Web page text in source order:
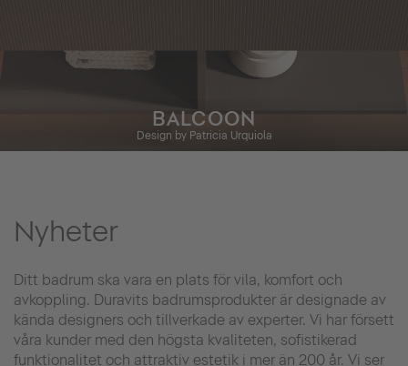
BALCOON
Design by Patricia Urquiola
Nyheter
Ditt badrum ska vara en plats för vila, komfort och
avkoppling. Duravits badrumsprodukter är designade av
kända designers och tillverkade av experter. Vi har försett
våra kunder med den högsta kvaliteten, sofistikerad
funktionalitet och attraktiv estetik i mer än 200 år. Vi ser